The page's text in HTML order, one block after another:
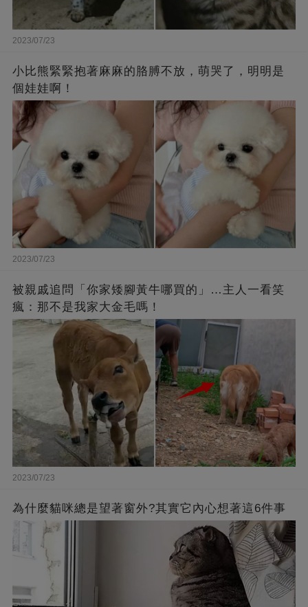
2023/07/23
小比熊緊緊抱著麻麻的胳膊不放，萌哭了，明明是
個娃娃啊！
2023/07/23
被親戚追問「你家矮腳黃牛哪買的」…主人一看笑
瘋：那不是我家大金毛嗎！
2023/07/23
為什麼貓咪總是望著窗外?其實它內心想著這6件事